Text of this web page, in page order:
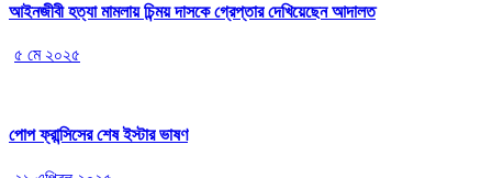
আইনজীবী হত্যা মামলায় চিন্ময় দাসকে গ্রেপ্তার দেখিয়েছেন আদালত
৫ মে ২০২৫
পোপ ফ্রান্সিসের শেষ ইস্টার ভাষণ